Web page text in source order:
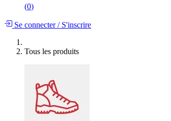
(0)
Se connecter/S'inscrire
Tous les produits